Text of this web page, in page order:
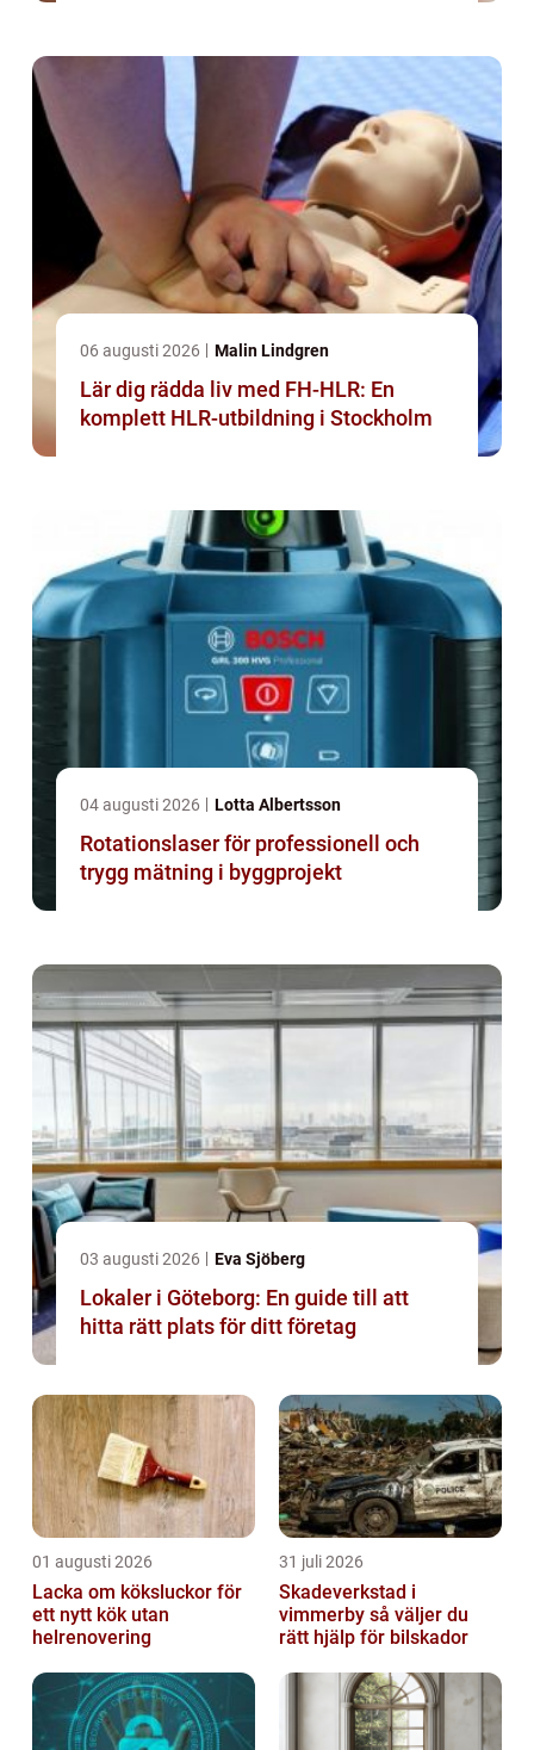
06 augusti 2026 Malin Lindgren
Lär dig rädda liv med FH-HLR: En
komplett HLR-utbildning i Stockholm
04 augusti 2026 Lotta Albertsson
Rotationslaser för professionell och
trygg mätning i byggprojekt
03 augusti 2026 Eva Sjöberg
Lokaler i Göteborg: En guide till att
hitta rätt plats för ditt företag
01 augusti 2026
Lacka om köksluckor för
ett nytt kök utan
helrenovering
31 juli 2026
Skadeverkstad i
vimmerby så väljer du
rätt hjälp för bilskador